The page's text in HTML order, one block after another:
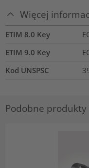
Więcej
ETIM 8.0 Key
ETIM 9.0 Key
Kod UNSPSC
Podobne produkty